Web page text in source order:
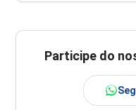
Participe do